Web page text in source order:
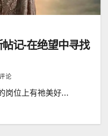
记-在绝望中寻找
论
岗位上有祂美好…